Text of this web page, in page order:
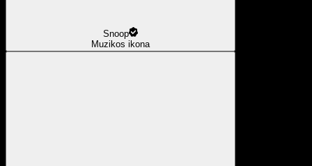
Snoop
Muzikos ikona